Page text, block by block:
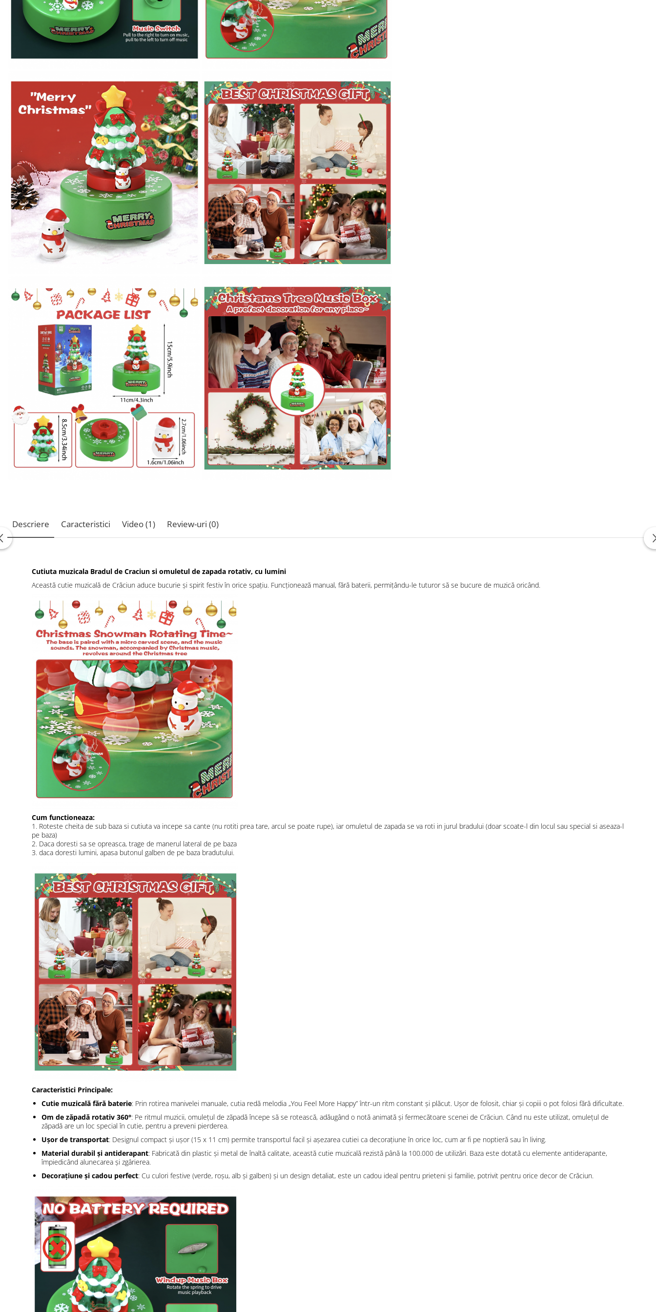
Descriere Caracteristici Video(1) Review-uri (0)
Cutiuta muzicala Bradul de Craciun si omuletul de zapada rotativ, cu lumini
Această cutie muzicală de Crăciun aduce bucurie și spirit festiv în orice spațiu. Funcționează manual, fără baterii, permițându-le tuturor să se bucure de muzică oricând.
Cum functioneaza:
1. Roteste cheita de sub baza si cutiuta va incepe sa cante (nu rotiti prea tare, arcul se poate rupe), iar omuletul de zapada se va roti in jurul bradului (doar scoate-l din locul sau special si aseaza-l
pe baza)
2. Daca doresti sa se opreasca, trage de manerul lateral de pe baza
3. daca doresti lumini, apasa butonul galben de pe baza bradutului.
Caracteristici Principale:
Cutie muzicală fără baterie: Prin rotirea manivelei manuale, cutia redă melodia „You Feel More Happy” într-un ritm constant și plăcut. Ușor de folosit, chiar și copiii o pot folosi fără dificultate.
Om de zăpadă rotativ 360°: Pe ritmul muzicii, omulețul de zăpadă începe să se rotească, adăugând o notă animată și fermecătoare scenei de Crăciun. Când nu este utilizat, omulețul de
zăpadă are un loc special în cutie, pentru a preveni pierderea.
Ușor de transportat: Designul compact și ușor (15 x 11 cm) permite transportul facil și așezarea cutiei ca decorațiune în orice loc, cum ar fi pe noptieră sau în living.
Material durabil și antiderapant: Fabricată din plastic și metal de înaltă calitate, această cutie muzicală rezistă până la 100.000 de utilizări. Baza este dotată cu elemente antiderapante,
împiedicând alunecarea și zgârierea.
Decorațiune și cadou perfect: Cu culori festive (verde, roșu, alb și galben) și un design detaliat, este un cadou ideal pentru prieteni și familie, potrivit pentru orice decor de Crăciun.